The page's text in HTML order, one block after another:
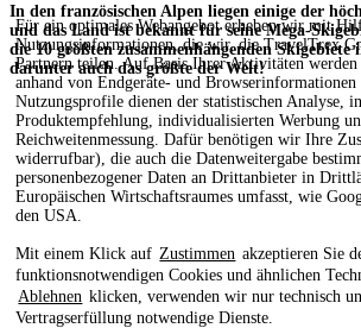
Für ein optimales Webangebot erheben wir mit
Nutzungsinformationen, die wir, die TravelTrex
Partnern teilen. Auf Basis Ihrer Aktivitäten
anhand von Endgeräte- und Browserinformationen
Nutzungsprofile dienen der statistischen Analyse,
Produktempfehlung, individualisierten Werbung
Reichweitenmessung. Dafür benötigen wir Ihre
widerrufbar), die auch die Datenweitergabe
personenbezogener Daten an Drittanbieter in
Europäischen Wirtschaftsraumes umfasst, wie
den USA.
Mit einem Klick auf Zustimmen akzeptieren Sie
funktionsnotwendigen Cookies und ähnlichen
Ablehnen klicken, verwenden wir nur technisch
Vertragserfüllung notwendige Dienste.
In den französischen Alpen liegen einige der
und das Land ist bekannt für seine Mega-
die 10 größten zusammenhängenden
darunter auch das größte der Welt!